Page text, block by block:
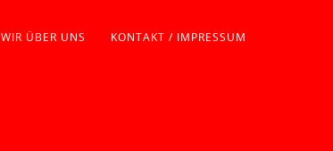
WIR ÜBER UNS KONTAKT / IMPRESSUM